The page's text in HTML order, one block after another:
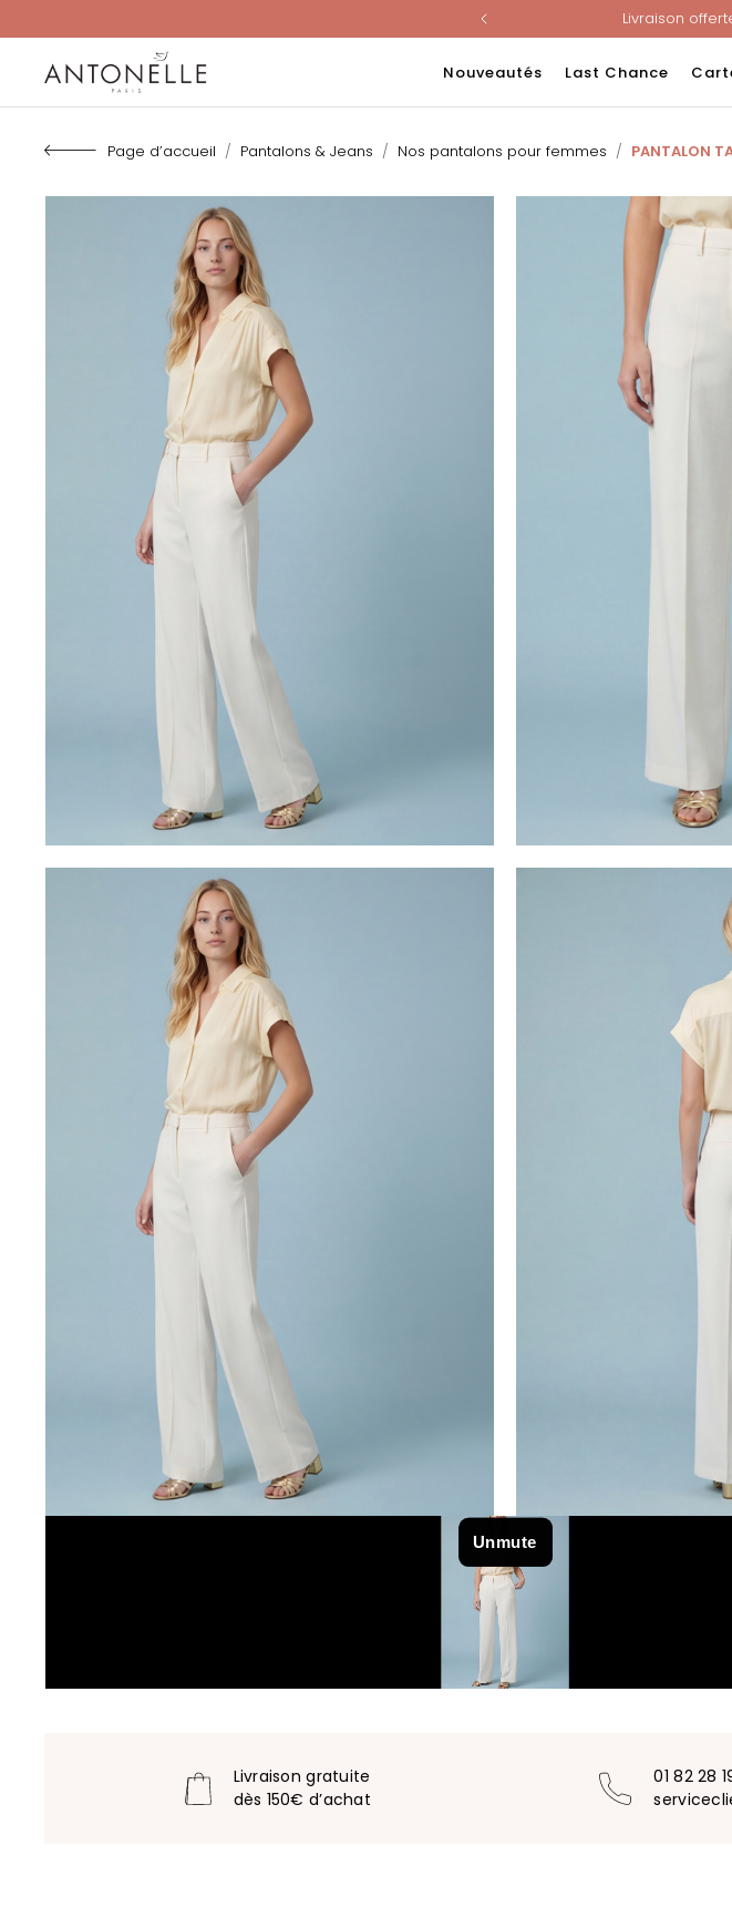
Livraison
Nouveau ! Paiement en 3
Last Chance : -60% sur une sélection
Nouveautés Last Chance
Page d’accueil Pantalons & Jeans Nos pantalons pour femmes PANTALON
Livraison gratuite
dès 150€ d’achat
01 82 28